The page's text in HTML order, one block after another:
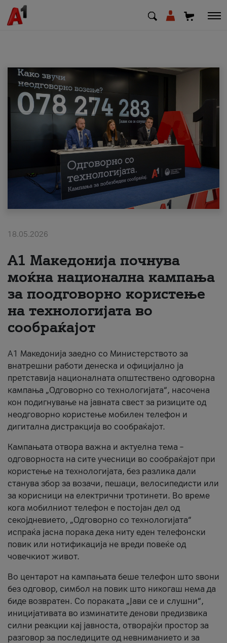
МК EN SQ
Деловни
Поддршка
Надополни кредит
#ПодобарОнлајн
18.05.2026
A1 Македонија почнува
моќна национална кампања
за поодговорно користење
на технологијата во
сообраќајот
A1 Македонија заедно со Министерството за
внатрешни работи денеска и официјално ја
претставија националната општествено одговорна
кампања „Одговорно со технологијата“, насочена
кон подигнување на јавната свест за ризиците од
неодговорно користење мобилен телефон и
дигитална дистракција во сообраќајот.
Кампањата отвора важна и актуелна тема –
одговорноста на сите учесници во сообраќајот при
користење на технологијата, без разлика дали
станува збор за возачи, пешаци, велосипедисти или
за корисници на електрични тротинети. Во време
кога мобилниот телефон е постојан дел од
секојдневието, „Одговорно со технологијата“
испраќа јасна порака дека ниту еден телефонски
повик или нотификација не вреди повеќе од
човечкиот живот.
Во центарот на кампањата беше телефон што ѕвони
без одговор, симбол на повик што никогаш нема да
биде возвратен. Со пораката „Јави се и слушни“,
иницијативата во изминатите денови предизвика
силни реакции кај јавноста, отворајќи простор за
разговор за последиците од невниманието и за